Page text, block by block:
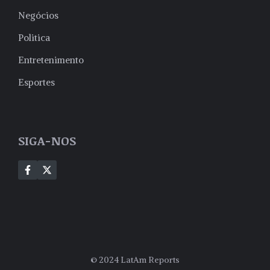
Negócios
Politica
Entretenimento
Esportes
SIGA-NOS
© 2024 LatAm Reports